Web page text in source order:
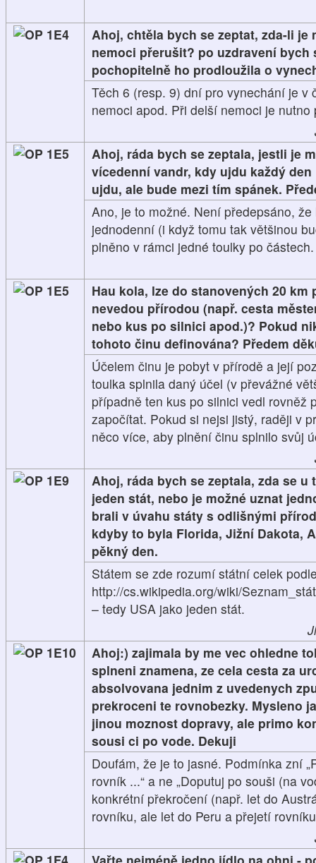
1E4
Ahoj, chtěla bych se zeptat, zda-li
nemoci přerušit? po uzdravení bych
pochopitelně ho prodloužila o
Těch 6 (resp. 9) dní pro vynechání je v
nemoci apod. Při delší nemoci je nutno
1E5
Ahoj, ráda bych se zeptala, jestli je
vícedenní vandr, kdy ujdu každý
ujdu, ale bude mezi tím spánek.
Ano, je to možné. Není předepsáno,
jednodenní (i když tomu tak většinou
plněno v rámci jedné toulky po částech.
1E5
Hau kola, lze do stanovených 20
nevedou přírodou (např. cesta
nebo kus po silnici apod.)? Pokud
tohoto činu definována? Předem
Účelem činu je pobyt v přírodě a její
toulka splnila daný účel (v převážné
případně ten kus po silnici vedl rovněž
započítat. Pokud si nejsi jistý, raději v
něco více, aby plnění činu splnilo svůj
1E9
Ahoj, ráda bych se zeptala, zda se
jeden stát, nebo je možné uznat
brali v úvahu státy s odlišnými
kdyby to byla Florida, Jižní Dakota,
pěkný den.
Státem se zde rozumí státní celek
http://cs.wikipedia.org/wiki/
– tedy USA jako jeden stát.
1E10
Ahoj:) zajimala by me vec ohledne
splneni znamena, ze cela cesta za
absolvovana jednim z uvedenych
prekroceni te rovnobezky. Mysleno
jinou moznost dopravy, ale primo
sousi ci po vode. Dekuji
Doufám, že je to jasné. Podmínka zní
rovník ...“ a ne „Doputuj po souši (na
konkrétní překročení (např. let do
rovníku, ale let do Peru a přejetí